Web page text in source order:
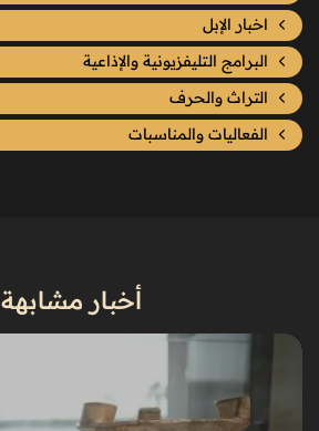
اخبار الإبل
البرامج التليفزيونية والإذاعية
التراث والحرف
الفعاليات والمناسبات
أخبار مشابهة